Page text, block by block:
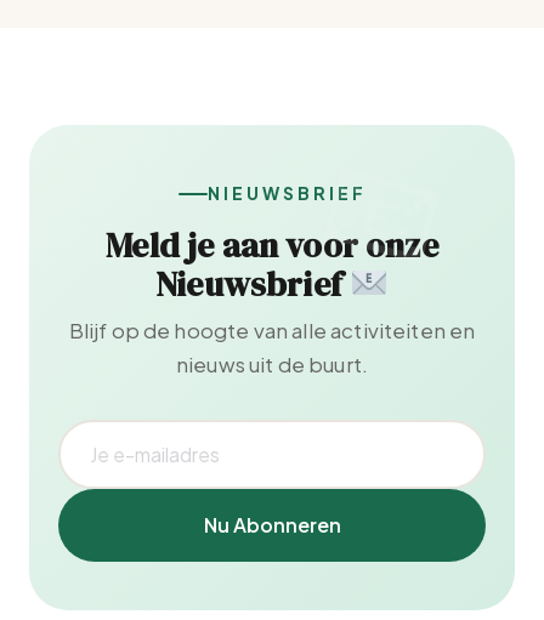
NIEUWSBRIEF
Meld je aan voor onze
Nieuwsbrief
Blijf op de hoogte van alle activiteiten en
nieuws uit de buurt.
Nu Abonneren